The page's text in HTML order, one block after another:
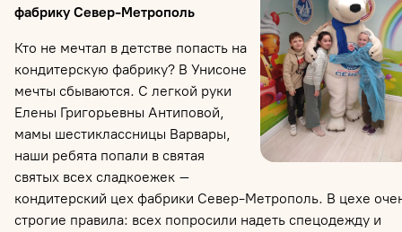
фабрику Север-Метрополь
Кто не мечтал в детстве попасть на
кондитерскую фабрику? В Унисоне
мечты сбываются. С легкой руки
Елены Григорьевны Антиповой,
мамы шестиклассницы Варвары,
наши ребята попали в святая
святых всех сладкоежек –
кондитерский цех фабрики Север-Метрополь. В цехе
строгие правила: всех попросили надеть спецодежду и